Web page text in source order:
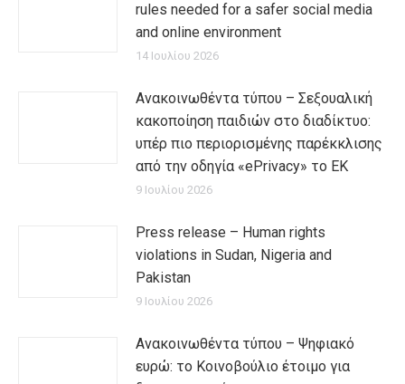
rules needed for a safer social media
and online environment
14 Ιουλίου 2026
Ανακοινωθέντα τύπου – Σεξουαλική
κακοποίηση παιδιών στο διαδίκτυο:
υπέρ πιο περιορισμένης παρέκκλισης
από την οδηγία «ePrivacy» το ΕΚ
9 Ιουλίου 2026
Press release – Human rights
violations in Sudan, Nigeria and
Pakistan
9 Ιουλίου 2026
Ανακοινωθέντα τύπου – Ψηφιακό
ευρώ: το Κοινοβούλιο έτοιμο για